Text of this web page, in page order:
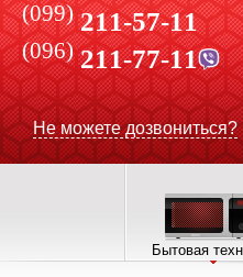
(099) 211-57-11
(096)211-77-11
Не можете дозвониться?
Бытовая